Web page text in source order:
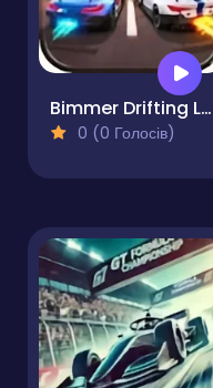
Bimmer Drifting Legends
0 (0 Голосів)